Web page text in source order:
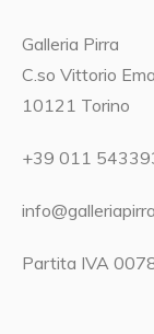
Galleria Pirra
C.so Vittorio
10121 Torino
+39 011
Partita IVA